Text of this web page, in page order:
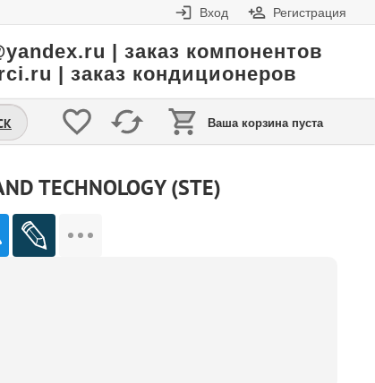
Вход Регистрация
| заказ компонентов
| заказ кондиционеров
Ваша корзина пуста
TECHNOLOGY (STE)